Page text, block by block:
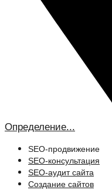
Определение...
SEO-продвижение
SEO-консультация
SEO-аудит сайта
Создание сайтов